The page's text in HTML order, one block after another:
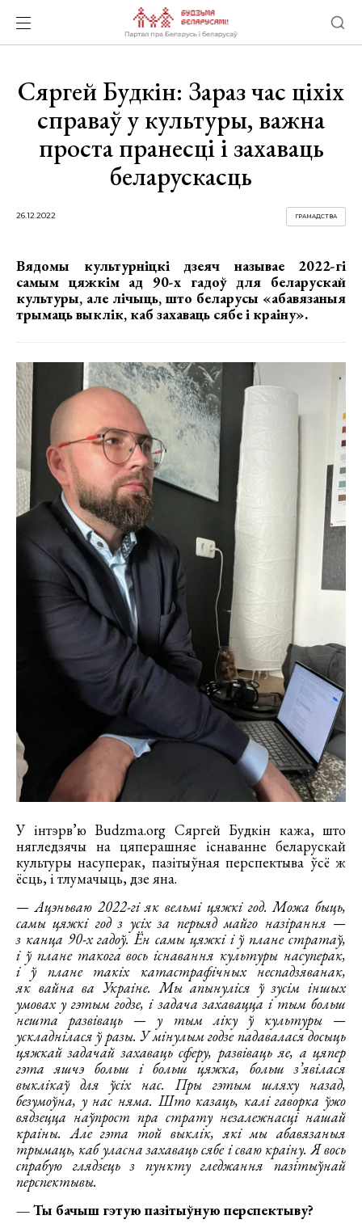
Сяргей Будкін: Зараз час ціхіх
справаў у культуры, важна
проста пранесці і захаваць
беларускасць
26.12.2022 ГРАМАДСТВА
Вядомы культурніцкі дзеяч называе 2022-гі
самым цяжкім ад 90-х гадоў для беларускай
культуры, але лічыць, што беларусы «абавязаныя
трымаць выклік, каб захаваць сябе і краіну».
У інтэрв’ю Budzma.org Сяргей Будкін кажа, што
нягледзячы на цяперашняе існаванне беларускай
культуры насуперак, пазітыўная перспектыва ўсё ж
ёсць, і тлумачыць, дзе яна.
— Ацэньваю 2022-гі як вельмі цяжкі год. Можа быць,
самы цяжкі год з усіх за перыяд майго назірання —
з канца 90-х гадоў. Ён самы цяжкі і ў плане стратаў,
і ў плане такога вось існавання культуры насуперак,
і ў плане такіх катастрафічных неспадзяванак,
як вайна ва Украіне. Мы апынуліся ў зусім іншых
умовах у гэтым годзе, і задача захавацца і тым больш
нешта развіваць — у тым ліку ў культуры —
ускладнілася ў разы. У мінулым годзе падавалася досыць
цяжкай задачай захаваць сферу, развіваць яе, а цяпер
гэта яшчэ больш і больш цяжка, больш з’явілася
выклікаў для ўсіх нас. Пры гэтым шляху назад,
безумоўна, у нас няма. Што казаць, калі гаворка ўжо
вядзецца наўпрост пра страту незалежнасці нашай
краіны. Але гэта той выклік, які мы абавязаныя
трымаць, каб уласна захаваць сябе і сваю краіну. Я вось
спрабую глядзець з пункту гледжання пазітыўнай
перспектывы.
— Ты бачыш гэтую пазітыўную перспектыву?